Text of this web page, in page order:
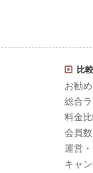
比
お勧
総合
料金
会員
運営
キャ